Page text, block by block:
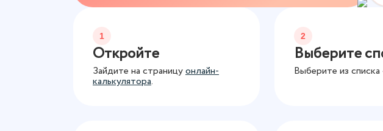
1
Откройте
Зайдите на страницуонлайн-
калькулятора.
2
Выберите
Выберите из списка